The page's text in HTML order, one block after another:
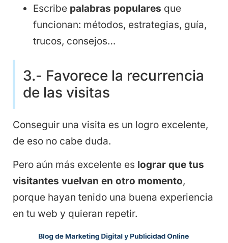
Escribe palabras populares que
funcionan: métodos, estrategias, guía,
trucos, consejos…
3.- Favorece la recurrencia
de las visitas
Conseguir una visita es un logro excelente,
de eso no cabe duda.
Pero aún más excelente es lograr que tus
visitantes vuelvan en otro momento,
porque hayan tenido una buena experiencia
en tu web y quieran repetir.